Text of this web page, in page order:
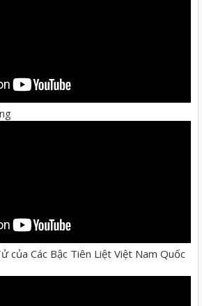
của Các Bậc Tiên Liệt Việt Nam Quốc